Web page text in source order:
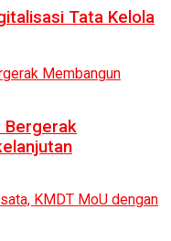
Tata Kelola
Bergerak